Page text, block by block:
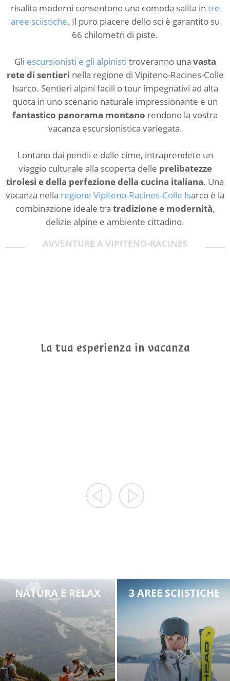
risalita moderni consentono una comoda salita in tre
aree sciistiche. Il puro piacere dello sci è garantito su
66 chilometri di piste.
Gli escursionisti e gli alpinisti troveranno una vasta
rete di sentieri nella regione di Vipiteno-Racines-Colle
Isarco. Sentieri alpini facili o tour impegnativi ad alta
quota in uno scenario naturale impressionante e un
fantastico panorama montano rendono la vostra
vacanza escursionistica variegata.
Lontano dai pendii e dalle cime, intraprendete un
viaggio culturale alla scoperta delle prelibatezze
tirolesi e della perfezione della cucina italiana. Una
vacanza nella regione Vipiteno-Racines-Colle Isarco è la
combinazione ideale tra tradizione e modernità,
delizie alpine e ambiente cittadino.
AVVENTURE A VIPITENO-RACINES
La tua esperienza in vacanza
NATURA E RELAX 3 AREE SCIISTICHE